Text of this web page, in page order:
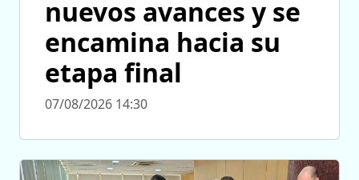
nuevos avances y se
encamina hacia su
etapa final
07/08/2026 14:30